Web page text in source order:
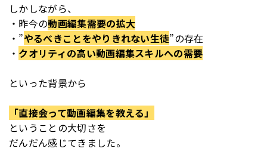
しかしながら、
・昨今の動画編集需要の拡大
・”やるべきことをやりきれない生徒”の存在
・ クオリティの高い動画編集スキルへの需要
といった背景から
「直接会って動画編集を教える」
ということの大切さを
だんだん感じてきました。